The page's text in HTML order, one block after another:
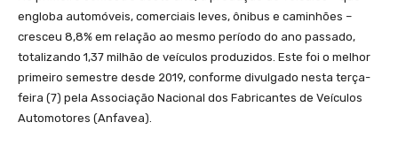
engloba automóveis, comerciais leves, ônibus e caminhões –
cresceu 8,8% em relação ao mesmo período do ano passado,
totalizando 1,37 milhão de veículos produzidos. Este foi o melhor
primeiro semestre desde 2019, conforme divulgado nesta terça-
feira (7) pela Associação Nacional dos Fabricantes de Veículos
Automotores (Anfavea).